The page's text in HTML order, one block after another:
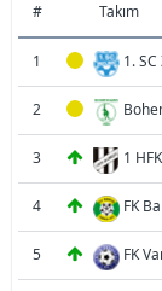
# Takım
1 1.
2
3 1
4 FK
5 FK